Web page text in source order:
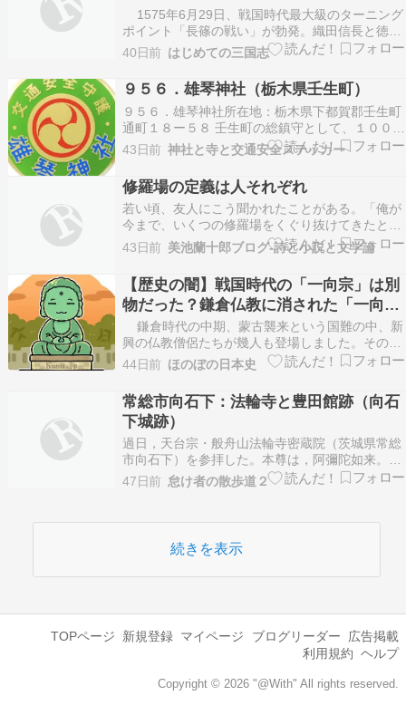
い
1575年6月29日、戦国時代最大級のターニング
ポイント「長篠の戦い」が勃発。織田信長と徳川
家康の連合軍が、武田勝頼率いる“無敵の騎馬
隊”に挑んだこの戦い、実は日本の戦術史 …
Copyright © 2026 はじめての三国志 All Rights
Reserved.
40日前 はじめての三国志
９５６．雄琴神社（栃木県壬生町）
９５６．雄琴神社所在地：栃木県下都賀郡壬生町
通町１８ー５８ 壬生町の総鎮守として、１０００
年近い歴史をもつ古社。もともとは藤森神社とい
う名でしたが、戦国時代、壬生胤業公による壬生
城の築城の際に、近江国雄琴より勧請された壬生
氏の租、阿保今雄公（祭神としての名は小槻今雄
公）を合祀して…
43日前 神社と寺と交通安全ステッカー
修羅場の定義は人それぞれ
若い頃、友人にこう聞かれたことがある。「俺が
今まで、いくつの修羅場をくぐり抜けてきたと思
う？」 言い方がただ事ではない。まるで戦国時代
を生き延びた武将のような口ぶりである。 私は内
心、――借金取りに追われたのか。――暴走族同
士の抗争か。――恋愛問題で刺されかけたのか。
などと想像…
43日前 美池蘭十郎ブログ-詩と小説と文学論
【歴史の闇】戦国時代の「一向宗」は別
物だった？鎌倉仏教に消された「一向俊
聖」の謎を追う
鎌倉時代の中期、蒙古襲来という国難の中、新
興の仏教僧侶たちが幾人も登場しました。その中
でも、異彩を放ち、近年まで、その存在を疑われ
ていたのが、「一向俊聖」です。一向は、「時 ...
Copyright © 2026 ほのぼの日本史 All Rights
Reserved.
44日前 ほのぼの日本史
常総市向石下：法輪寺と豊田館跡（向石
下城跡）
過日，天台宗・般舟山法輪寺密蔵院（茨城県常総
市向石下）を参拝した。本尊は，阿彌陀如来。宝
輪寺に関しては，石下町史編さん委員会編『石下
町史』（昭和63年）の177頁，292～293頁に詳細
て創始され，建長年間に天台宗に改宗した寺院。
47日前 怠け者の散歩道２
続きを表示
TOPページ 新規登録 マイページ ブログリーダー
広告掲載
利用規約 ヘルプ
Copyright © 2026 "@With" All rights reserved.